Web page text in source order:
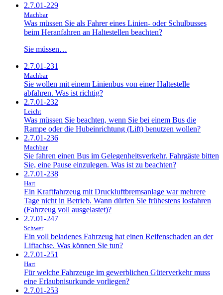
2.7.01-229
Machbar
Was müssen Sie als Fahrer eines Linien- oder Schulbusses
beim Heranfahren an Haltestellen beachten?
Sie müssen…
2.7.01-231
Machbar
Sie wollen mit einem Linienbus von einer Haltestelle
abfahren. Was ist richtig?
2.7.01-232
Leicht
Was müssen Sie beachten, wenn Sie bei einem Bus die
Rampe oder die Hubeinrichtung (Lift) benutzen wollen?
2.7.01-236
Machbar
Sie fahren einen Bus im Gelegenheitsverkehr. Fahrgäste bitten
Sie, eine Pause einzulegen. Was ist zu beachten?
2.7.01-238
Hart
Ein Kraftfahrzeug mit Druckluftbremsanlage war mehrere
Tage nicht in Betrieb. Wann dürfen Sie frühestens losfahren
(Fahrzeug voll ausgelastet)?
2.7.01-247
Schwer
Ein voll beladenes Fahrzeug hat einen Reifenschaden an der
Liftachse. Was können Sie tun?
2.7.01-251
Hart
Für welche Fahrzeuge im gewerblichen Güterverkehr muss
eine Erlaubnisurkunde vorliegen?
2.7.01-253